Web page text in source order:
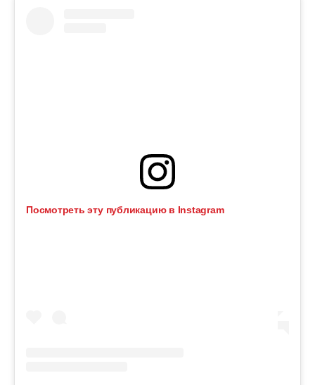
Посмотреть эту публикацию в Instagram